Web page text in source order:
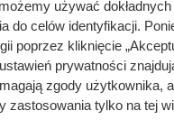
gratisy w ALDI!
używać
do celów identyfikacji.
poprzez kliknięcie
prywatności
zgody użytkownika,
zastosowania tylko na tej